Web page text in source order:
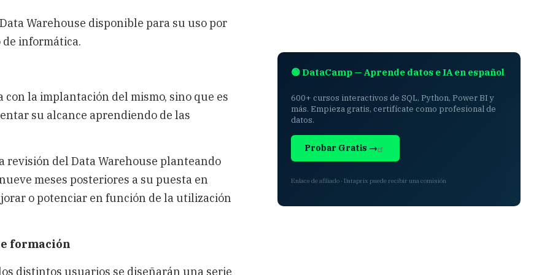
Warehouse disponible para su uso por
informática.
la implantación del mismo, sino que es
su alcance aprendiendo de las
revisión del Data Warehouse planteando
meses posteriores a su puesta en
o potenciar en función de la utilización
formación
distintos usuarios se diseñarán una serie
🟢 DataCamp — Aprende datos e IA en español
600+ cursos interactivos de SQL, Python, Power BI y
más. Empieza gratis, certifícate como profesional de
datos.
Probar Gratis →
Enlace de afiliado · Dataprix puede recibir una comisión